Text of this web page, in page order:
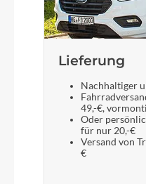
Lieferung
Nachhaltiger
49,-€,
Oder
für nur 20,-€
Versand von
€